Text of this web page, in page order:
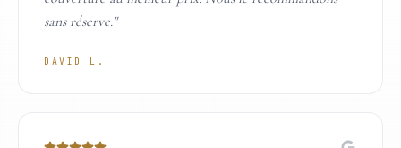
sans réserve."
DAVID L.